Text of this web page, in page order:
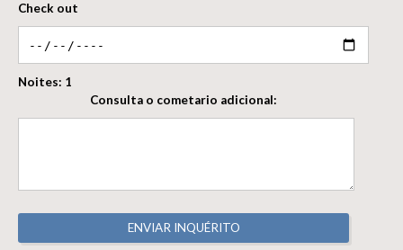
Check out
Noites: 1
Consulta o cometario adicional:
ENVIAR INQUÉRITO